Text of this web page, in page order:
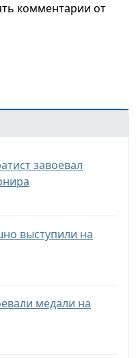
комментарии от
завоевал
выступили на
медали на